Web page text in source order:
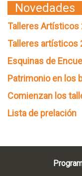
Novedades
Talleres Artísticos
Talleres artísticos
Esquinas de
Patrimonio en los
Comienzan los
Lista de prelación